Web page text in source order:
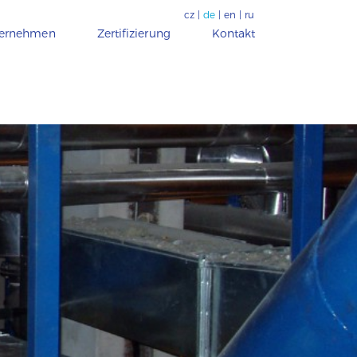
Zertifizierung Kontakt
cz |de |en ru